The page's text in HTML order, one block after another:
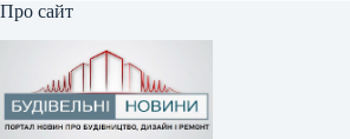
Про сайт